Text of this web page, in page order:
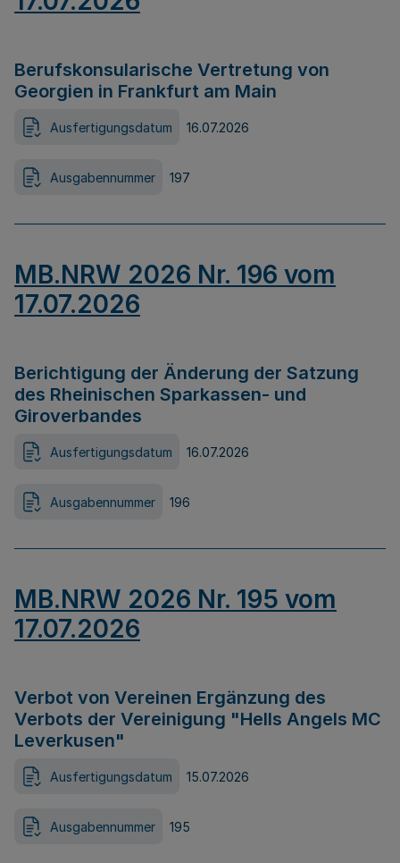
Berufskonsularische Vertretung von
Georgien in Frankfurt am Main
Ausfertigungsdatum 16.07.2026
Ausgabennummer 197
MB.NRW 2026 Nr. 196 vom
17.07.2026
Berichtigung der Änderung der Satzung
des Rheinischen Sparkassen- und
Giroverbandes
Ausfertigungsdatum 16.07.2026
Ausgabennummer 196
MB.NRW 2026 Nr. 195 vom
17.07.2026
Verbot von Vereinen Ergänzung des
Verbots der Vereinigung "Hells Angels MC
Leverkusen"
Ausfertigungsdatum 15.07.2026
Ausgabennummer 195